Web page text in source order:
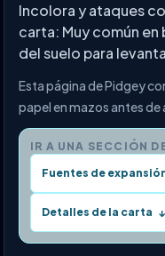
Incolora y ataques
carta: Muy común en
del suelo para
Esta página de Pidgey
papel en mazos antes
IR A UNA SECCIÓN
Fuentes de
Detalles de la carta ↓